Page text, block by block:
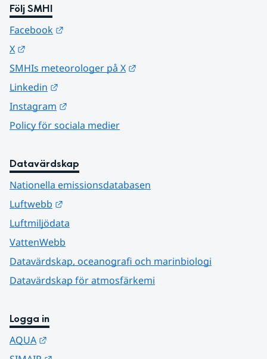
Följ SMHI
Facebook
X
SMHIs meteorologer på X
Linkedin
Instagram
Policy för sociala medier
Datavärdskap
Nationella emissionsdatabasen
Luftwebb
Luftmiljödata
VattenWebb
Datavärdskap, oceanografi och marinbiologi
Datavärdskap för atmosfärkemi
Logga in
AQUA